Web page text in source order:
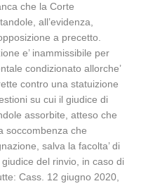
che la Corte
all’evidenza,
a precetto.
e’ inammissibile per
condizionato allorche’
contro una statuizione
su cui il giudice di
assorbite, atteso che
soccombenza che
salva la facolta’ di
del rinvio, in caso di
Cass. 12 giugno 2020,